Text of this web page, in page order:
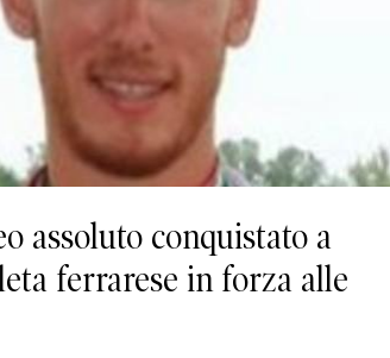
assoluto conquistato a
ferrarese in forza alle